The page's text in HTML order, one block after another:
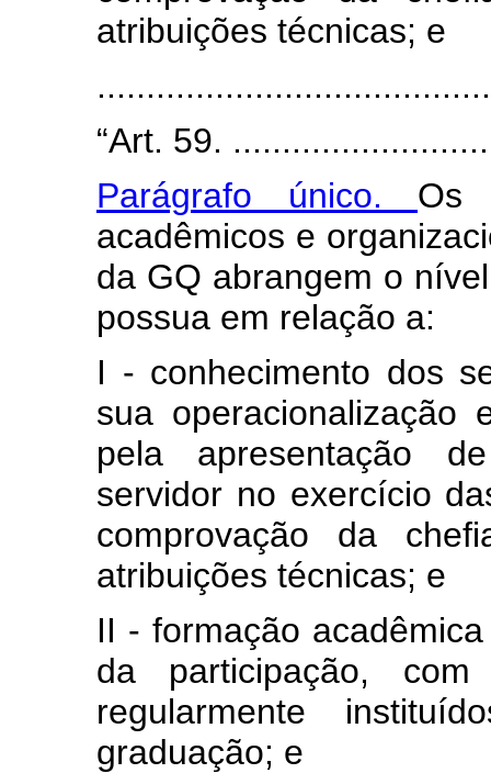
atribuições técnicas; e
“Art. 59.
Parágrafo único. Os
acadêmicos e
da GQ abrangem o
possua em relação a:
I - conhecimento dos
sua operacionalização
pela apresentação
servidor no exercício
comprovação da
atribuições técnicas; e
II - formação
da participação, com
regularmente
graduação; e